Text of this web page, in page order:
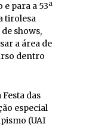
e para a 53ª
tirolesa
shows,
a área de
dentro
das
especial
(UAI